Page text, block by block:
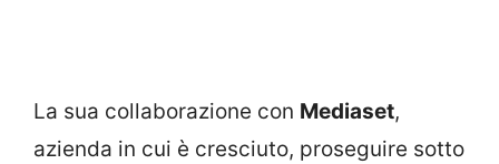
La sua collaborazione con Mediaset,
azienda in cui è cresciuto, proseguire sotto